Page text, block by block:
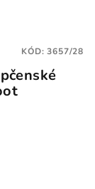
KÓD:3657/28